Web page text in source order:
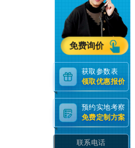
免费询价
获取参数表
领取优惠报价
预约实地考察
免费定制方案
联系电话